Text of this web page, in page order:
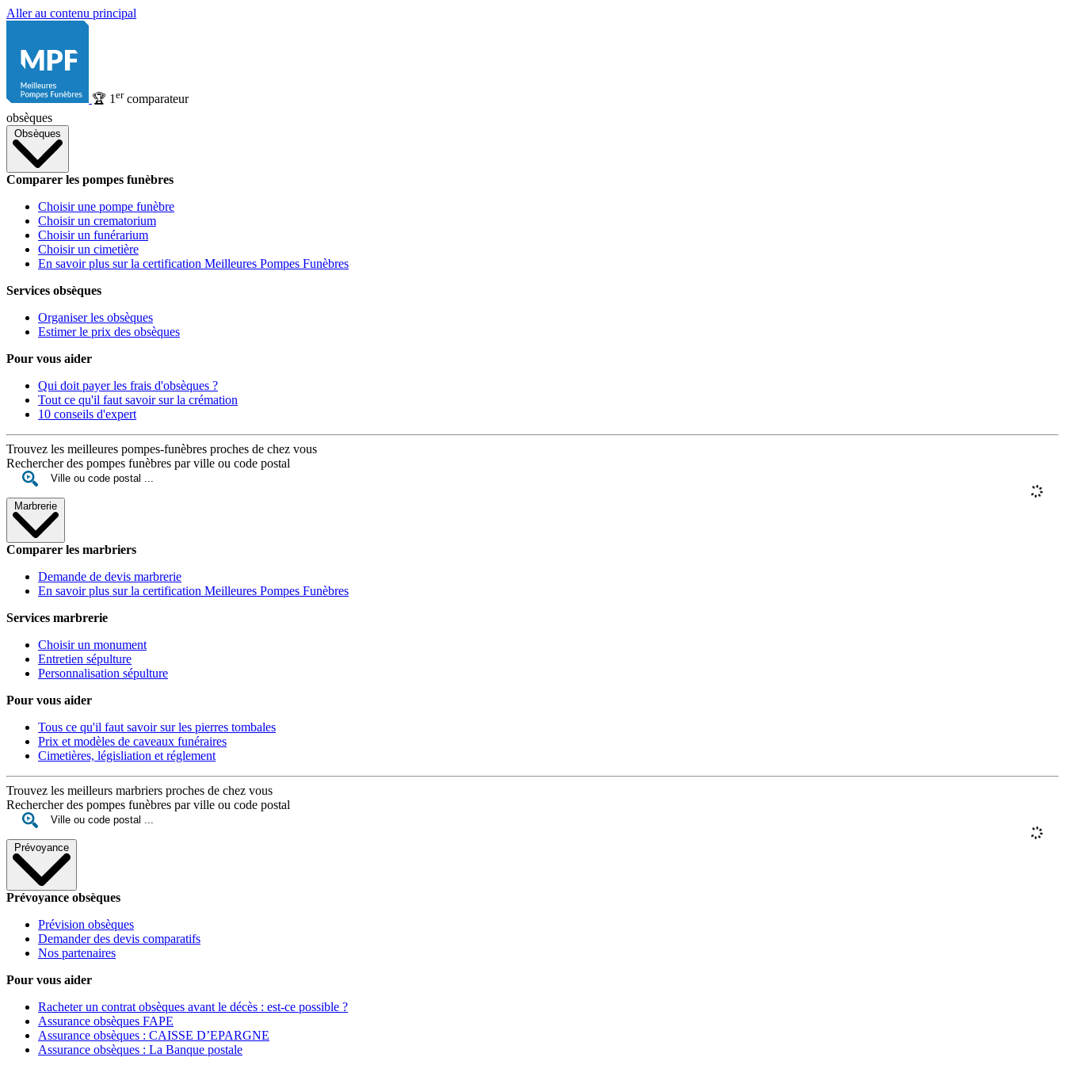
Aller au contenu principal
🏆 1 ercomparateur
obsèques
Obsèques
Comparer les pompes funèbres
Choisir une pompe funèbre
Choisir un crematorium
Choisir un funérarium
Choisir un cimetière
En savoir plus sur la certification Meilleures Pompes Funèbres
Services obsèques
Organiser les obsèques
Estimer le prix des obsèques
Pour vous aider
Qui doit payer les frais d'obsèques ?
Tout ce qu'il faut savoir sur la crémation
10 conseils d'expert
Trouvez les meilleures pompes-funèbres proches de chez vous
Rechercher des pompes funèbres par ville ou code postal
Marbrerie
Comparer les marbriers
Demande de devis marbrerie
En savoir plus sur la certification Meilleures Pompes Funèbres
Services marbrerie
Choisir un monument
Entretien sépulture
Personnalisation sépulture
Pour vous aider
Tous ce qu'il faut savoir sur les pierres tombales
Prix et modèles de caveaux funéraires
Cimetières, législiation et réglement
Trouvez les meilleurs marbriers proches de chez vous
Rechercher des pompes funèbres par ville ou code postal
Prévoyance
Prévoyance obsèques
Prévision obsèques
Demander des devis comparatifs
Nos partenaires
Pour vous aider
Racheter un contrat obsèques avant le décès : est-ce possible ?
Assurance obsèques FAPE
Assurance obsèques : CAISSE D’EPARGNE
Assurance obsèques : La Banque postale